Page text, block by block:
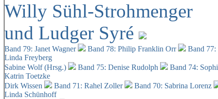
Willy Sühl-Strohmenger
und Ludger Syré
Band 79: Janet Wagner Band 78: Philip Franklin Orr
Band
Linda Freyberg
Sabine Wolf (Hrsg.)
Band 75: Denise Rudolph
Band 74:
Katrin Toetzke
Dirk Wissen
Band 71: Rahel Zoller
Band 70: Sabrina Lorenz
Linda Schünhoff